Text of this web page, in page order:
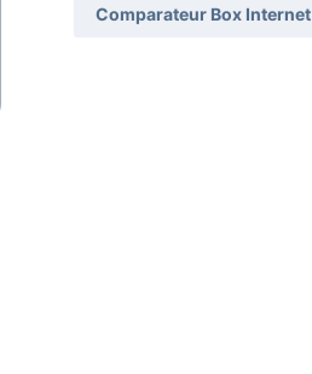
Comparateur Box Internet